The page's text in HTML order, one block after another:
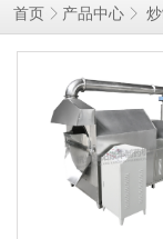
首页 产品中心